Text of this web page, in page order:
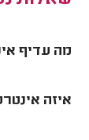
מה עדיף
איזה